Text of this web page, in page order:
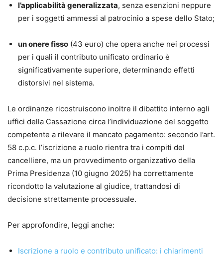
appello, ricorso per Cassazione e altre impugnazioni;
controversie di lavoro;
cognizione;
Aggiornamento normativo e giurisprudenziale costante
Impostazione pratico-operativa, pensata per l’attività
l’applicabilità generalizzata, senza esenzioni neppure
per i soggetti ammessi al patrocinio a spese dello Stato;
un onere fisso (43 euro) che opera anche nei processi
per i quali il contributo unificato ordinario è
significativamente superiore, determinando effetti
distorsivi nel sistema.
Le ordinanze ricostruiscono inoltre il dibattito interno agli
uffici della Cassazione circa l’individuazione del soggetto
competente a rilevare il mancato pagamento: secondo l’art.
58 c.p.c. l’iscrizione a ruolo rientra tra i compiti del
cancelliere, ma un provvedimento organizzativo della
Prima Presidenza (10 giugno 2025) ha correttamente
ricondotto la valutazione al giudice, trattandosi di
decisione strettamente processuale.
Per approfondire, leggi anche:
Iscrizione a ruolo e contributo unificato: i chiarimenti